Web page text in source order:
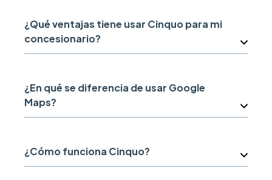
¿Qué ventajas tiene usar Cinquo para mi
concesionario?
¿En qué se diferencia de usar Google
Maps?
¿Cómo funciona Cinquo?